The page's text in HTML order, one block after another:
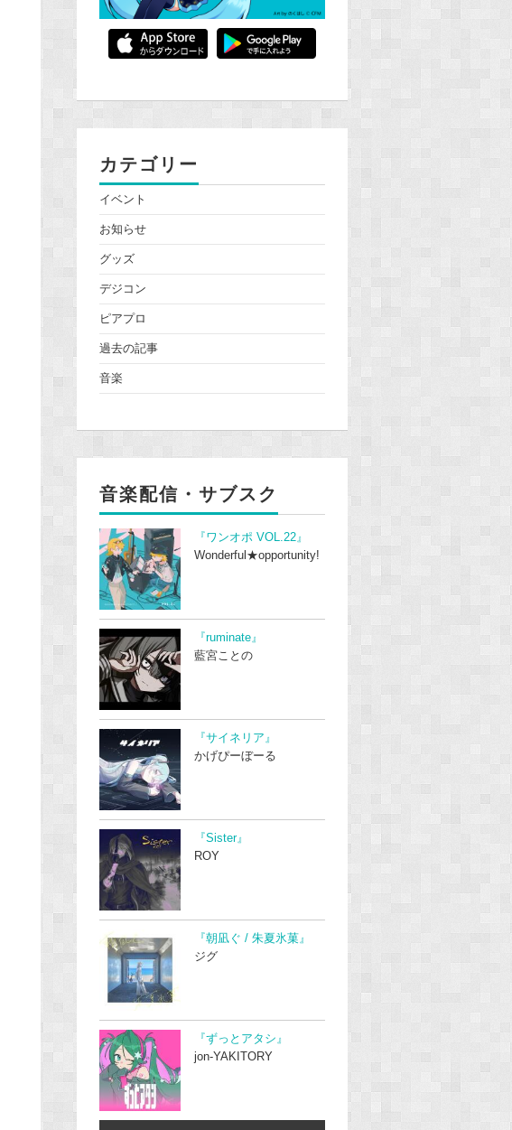
カテゴリー
イベント
お知らせ
グッズ
デジコン
ピアプロ
過去の記事
音楽
音楽配信・サブスク
『ワンオポ VOL.22』
Wonderful★opportunity!
『ruminate』
藍宮ことの
『サイネリア』
かげぴーぼーる
『Sister』
ROY
『朝凪ぐ / 朱夏氷菓』
ジグ
『ずっとアタシ』
jon-YAKITORY